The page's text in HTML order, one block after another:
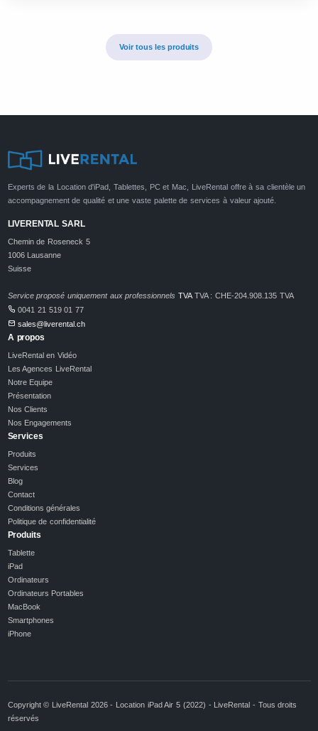
Voir tous les produits
Experts de la Location d'iPad, Tablettes, PC et Mac, LiveRental offre à sa clientèle un
accompagnement de qualité et une vaste palette de services à valeur ajouté.
LIVERENTAL SARL
Chemin de Roseneck 5
1006 Lausanne
Suisse
Service proposé uniquement aux professionnels TVATVA : CHE-204.908.135 TVA
0041 21 519 01 77
sales@liverental.ch
A propos
LiveRental en Vidéo
Les Agences LiveRental
Notre Equipe
Présentation
Nos Clients
Nos Engagements
Services
Produits
Services
Blog
Contact
Conditions générales
Politique de confidentialité
Produits
Tablette
iPad
Ordinateurs
Ordinateurs Portables
MacBook
Smartphones
iPhone
Copyright © LiveRental 2026 - Location iPad Air 5 (2022) - LiveRental - Tous droits
réservés